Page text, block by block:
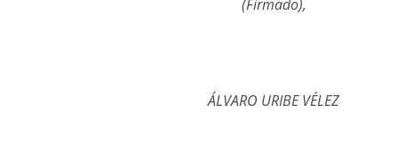
ÁLVARO URIBE VÉLEZ